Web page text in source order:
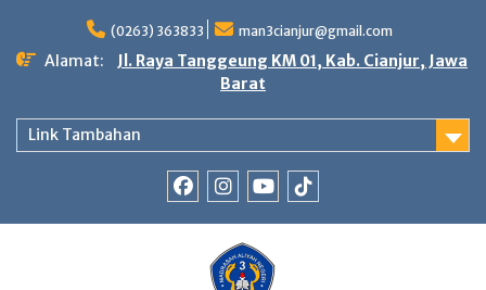
content
(0263) 363833 man3cianjur@gmail.com
Alamat:
Jl. Raya Tanggeung KM 01, Kab. Cianjur, Jawa
Barat
Link Tambahan